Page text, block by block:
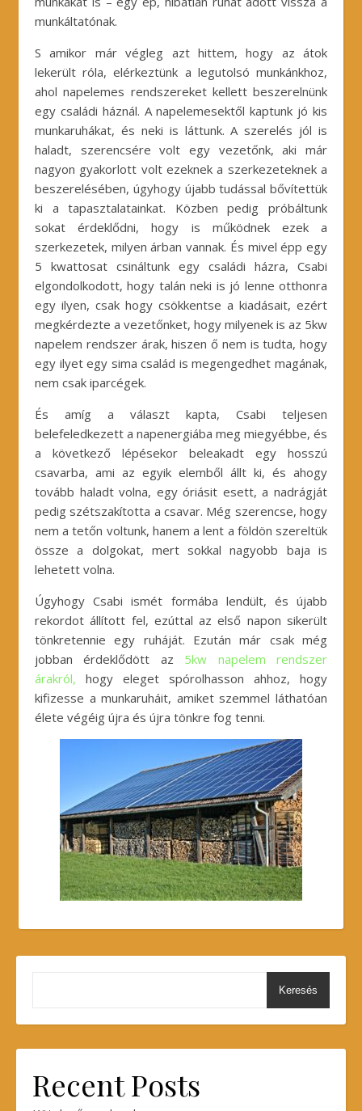
munkáltatónak.
S amikor már végleg azt hittem, hogy az átok
lekerült róla, elérkeztünk a legutolsó munkánkhoz,
ahol napelemes rendszereket kellett beszerelnünk
egy családi háznál. A napelemesektől kaptunk jó kis
munkaruhákat, és neki is láttunk. A szerelés jól is
haladt, szerencsére volt egy vezetőnk, aki már
nagyon gyakorlott volt ezeknek a szerkezeteknek a
beszerelésében, úgyhogy újabb tudással bővítettük
ki a tapasztalatainkat. Közben pedig próbáltunk
sokat érdeklődni, hogy is működnek ezek a
szerkezetek, milyen árban vannak. És mivel épp egy
5 kwattosat csináltunk egy családi házra, Csabi
elgondolkodott, hogy talán neki is jó lenne otthonra
egy ilyen, csak hogy csökkentse a kiadásait, ezért
megkérdezte a vezetőnket, hogy milyenek is az 5kw
napelem rendszer árak, hiszen ő nem is tudta, hogy
egy ilyet egy sima család is megengedhet magának,
nem csak iparcégek.
És amíg a választ kapta, Csabi teljesen
belefeledkezett a napenergiába meg miegyébbe, és
a következő lépésekor beleakadt egy hosszú
csavarba, ami az egyik elemből állt ki, és ahogy
tovább haladt volna, egy óriásit esett, a nadrágját
pedig szétszakította a csavar. Még szerencse, hogy
nem a tetőn voltunk, hanem a lent a földön szereltük
össze a dolgokat, mert sokkal nagyobb baja is
lehetett volna.
Úgyhogy Csabi ismét formába lendült, és újabb
rekordot állított fel, ezúttal az első napon sikerült
tönkretennie egy ruháját. Ezután már csak még
jobban érdeklődött az 5kw napelem rendszer
árakról, hogy eleget spórolhasson ahhoz, hogy
kifizesse a munkaruháit, amiket szemmel láthatóan
élete végéig újra és újra tönkre fog tenni.
Keresés
Recent Posts